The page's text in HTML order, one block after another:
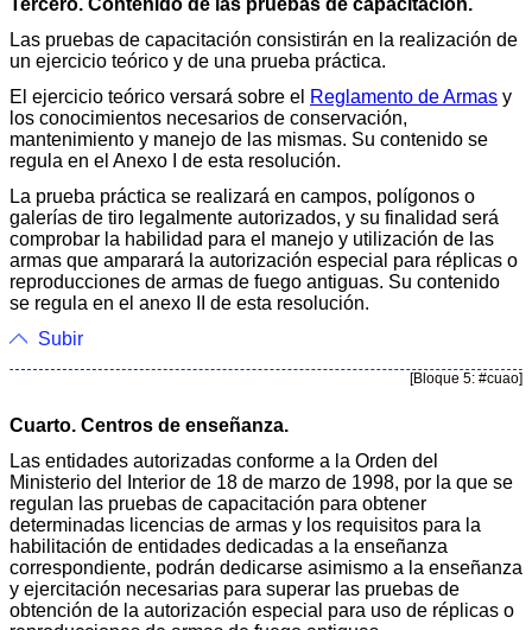
Tercero. Contenido de las pruebas de capacitación.
Las pruebas de capacitación consistirán en la realización de
un ejercicio teórico y de una prueba práctica.
El ejercicio teórico versará sobre el Reglamento de Armas y
los conocimientos necesarios de conservación,
mantenimiento y manejo de las mismas. Su contenido se
regula en el Anexo I de esta resolución.
La prueba práctica se realizará en campos, polígonos o
galerías de tiro legalmente autorizados, y su finalidad será
comprobar la habilidad para el manejo y utilización de las
armas que amparará la autorización especial para réplicas o
reproducciones de armas de fuego antiguas. Su contenido
se regula en el anexo II de esta resolución.
Subir
[Bloque 5: #cuao]
Cuarto. Centros de enseñanza.
Las entidades autorizadas conforme a la Orden del
Ministerio del Interior de 18 de marzo de 1998, por la que se
regulan las pruebas de capacitación para obtener
determinadas licencias de armas y los requisitos para la
habilitación de entidades dedicadas a la enseñanza
correspondiente, podrán dedicarse asimismo a la enseñanza
y ejercitación necesarias para superar las pruebas de
obtención de la autorización especial para uso de réplicas o